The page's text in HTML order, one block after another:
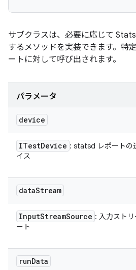
サブクラスは、必要に応じて
するメソッドを実装できます。特
ートに対して呼び出されます。
パラメータ
device
ITestDevice : statsd レポートの
イス
dataStream
InputStreamSource : 入力スト
ート
runData